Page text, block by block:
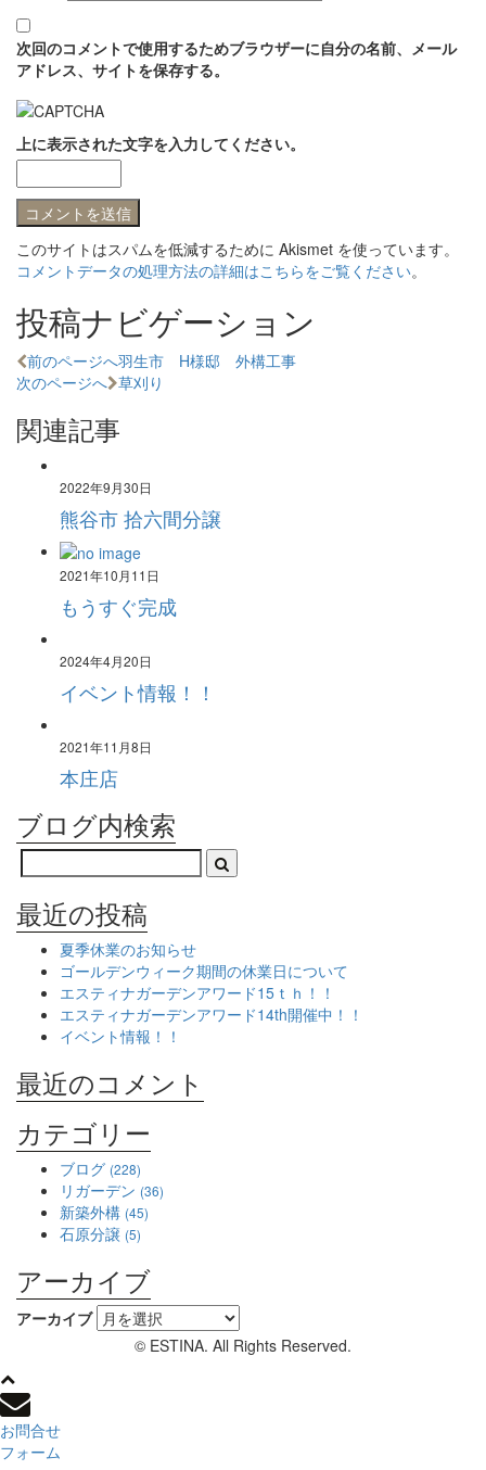
次回のコメントで使用するためブラウザーに自分の名前、メール
アドレス、サイトを保存する。
上に表示された文字を入力してください。
このサイトはスパムを低減するために Akismet を使っています。
コメントデータの処理方法の詳細はこちらをご覧ください。
投稿ナビゲーション
前のページへ羽生市 H様邸 外構工事
次のページへ 草刈り
関連記事
2022年9月30日
熊谷市 拾六間分譲
2021年10月11日
もうすぐ完成
2024年4月20日
イベント情報！！
2021年11月8日
本庄店
ブログ内検索
最近の投稿
夏季休業のお知らせ
ゴールデンウィーク期間の休業日について
エスティナガーデンアワード15ｔｈ！！
エスティナガーデンアワード14th開催中！！
イベント情報！！
最近のコメント
カテゴリー
ブログ (228)
リガーデン (36)
新築外構 (45)
石原分譲 (5)
アーカイブ
アーカイブ
© ESTINA. All Rights Reserved.
お問合せ
フォーム